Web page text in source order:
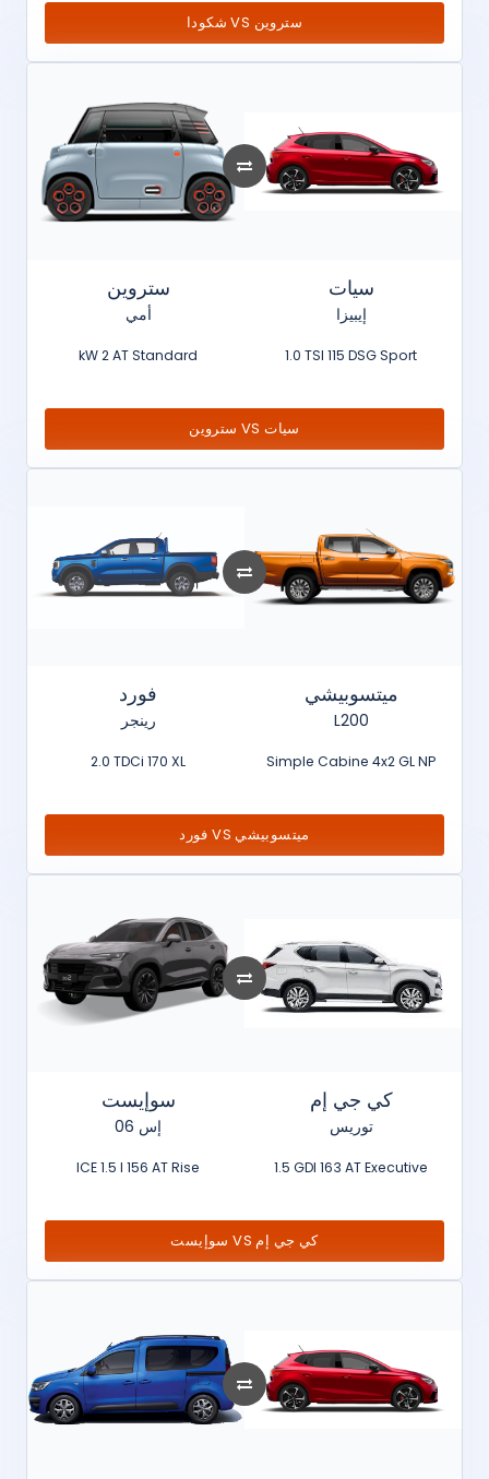
شكودا VS ستروين
ستروين
أمي
kW 2 AT Standard
سيات
إيبيزا
1.0 TSI 115 DSG Sport
ستروين VS سيات
فورد
رينجر
2.0 TDCi 170 XL
ميتسوبيشي
L200
Simple Cabine 4x2 GL NP
فورد VS ميتسوبيشي
سوإيست
إس 06
ICE 1.5 l 156 AT Rise
كي جي إم
توريس
1.5 GDI 163 AT Executive
سوإيست VS كي جي إم